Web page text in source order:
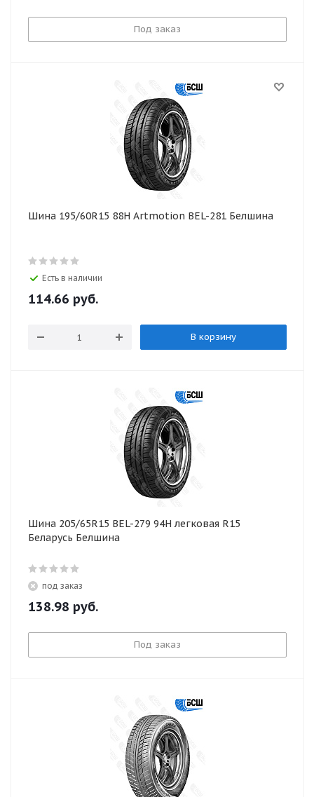
Под заказ
Шина 195/60R15 88H Artmotion BEL-281 Белшина
Есть в наличии
114.66 руб.
В корзину
Шина 205/65R15 BEL-279 94H легковая R15
Беларусь Белшина
под заказ
138.98 руб.
Под заказ